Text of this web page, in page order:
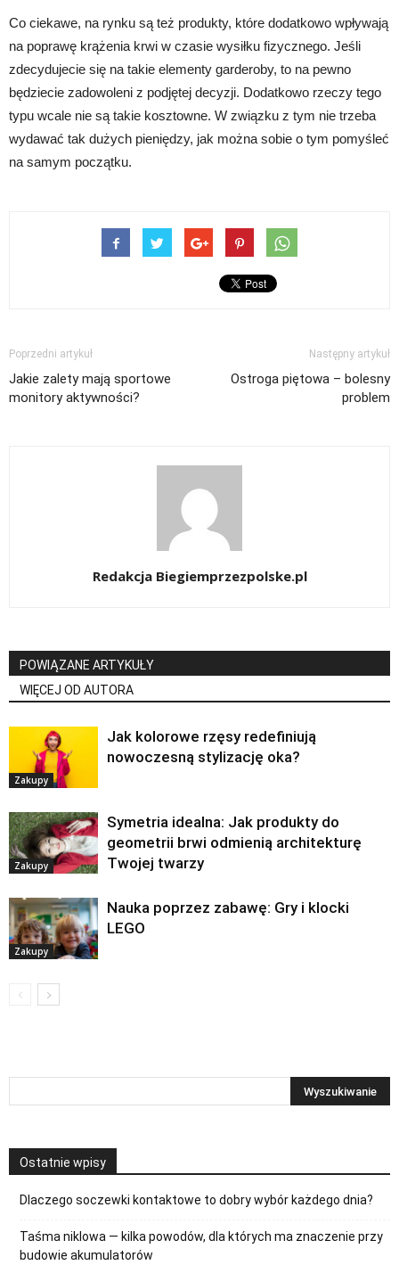
Co ciekawe, na rynku są też produkty, które dodatkowo wpływają
na poprawę krążenia krwi w czasie wysiłku fizycznego. Jeśli
zdecydujecie się na takie elementy garderoby, to na pewno
będziecie zadowoleni z podjętej decyzji. Dodatkowo rzeczy tego
typu wcale nie są takie kosztowne. W związku z tym nie trzeba
wydawać tak dużych pieniędzy, jak można sobie o tym pomyśleć
na samym początku.
Poprzedni artykuł
Jakie zalety mają sportowe
monitory aktywności?
Następny artykuł
Ostroga piętowa – bolesny
problem
Redakcja Biegiemprzezpolske.pl
POWIĄZANE ARTYKUŁY
WIĘCEJ OD AUTORA
Zakupy
Jak kolorowe rzęsy redefiniują
nowoczesną stylizację oka?
Zakupy
Symetria idealna: Jak produkty do
geometrii brwi odmienią architekturę
Twojej twarzy
Zakupy
Nauka poprzez zabawę: Gry i klocki
LEGO
Ostatnie wpisy
Dlaczego soczewki kontaktowe to dobry wybór każdego dnia?
Taśma niklowa — kilka powodów, dla których ma znaczenie przy
budowie akumulatorów